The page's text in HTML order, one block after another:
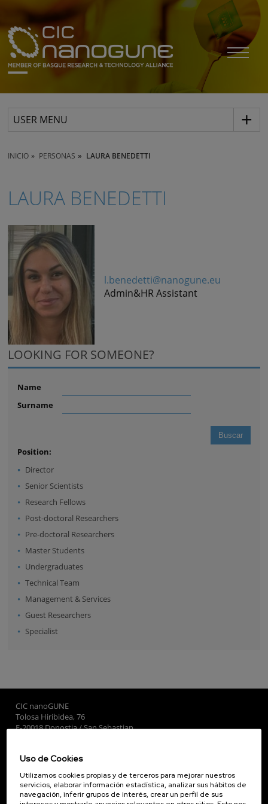
USER MENU
INICIO PERSONAS LAURA BENEDETTI
LAURA BENEDETTI
l.benedetti@nanogune.eu
Admin&HR Assistant
LOOKING FOR SOMEONE?
Name
Surname
Position:
Director
Senior Scientists
Research Fellows
Post-doctoral Researchers
Pre-doctoral Researchers
Master Students
Undergraduates
Technical Team
Management & Services
Guest Researchers
Specialist
CIC nanoGUNE
Tolosa Hiribidea, 76
E-20018 Donostia / San Sebastian
Subscribe to our Newsletter
nanoGUNE
Uso de Cookies
Utilizamos cookies propias y de terceros para mejorar nuestros
servicios, elaborar información estadística, analizar sus hábitos de
navegación, inferir grupos de interés, crear un perfil de sus